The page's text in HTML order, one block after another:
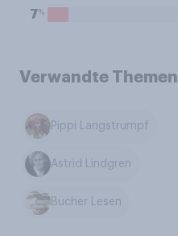
7%
Verwandte Themen
Pippi Langstrumpf
Astrid Lindgren
Bücher Lesen